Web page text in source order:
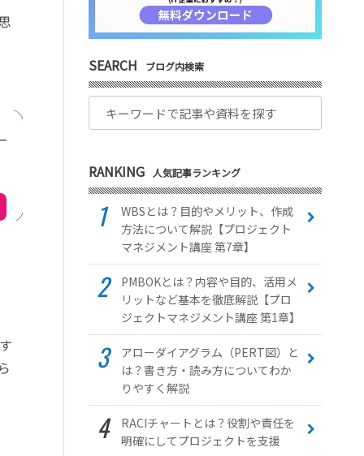
SEARCH ブログ内検索
RANKING 人気記事ランキング
WBSとは？目的やメリット、作成
方法について解説【プロジェクト
マネジメント講座 第7章】
PMBOKとは？内容や目的、活用メ
リットなど基本を徹底解説【プロ
ジェクトマネジメント講座 第1章】
アローダイアグラム（PERT図）と
は？書き方・読み方についてわか
りやすく解説
RACIチャートとは？役割や責任を
明確にしてプロジェクトを支援